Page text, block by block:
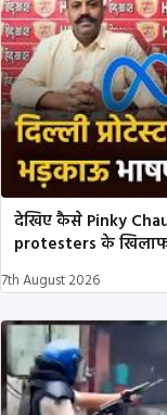
देखिए कैसे Pinky
protesters के
7th August 2026